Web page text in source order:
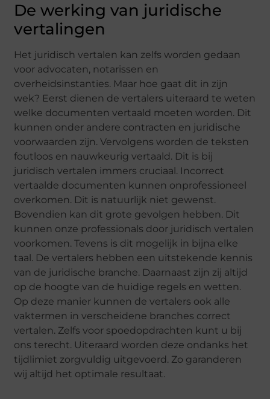
De werking van juridische
vertalingen
Het juridisch vertalen kan zelfs worden gedaan
voor advocaten, notarissen en
overheidsinstanties. Maar hoe gaat dit in zijn
wek? Eerst dienen de vertalers uiteraard te weten
welke documenten vertaald moeten worden. Dit
kunnen onder andere contracten en juridische
voorwaarden zijn. Vervolgens worden de teksten
foutloos en nauwkeurig vertaald. Dit is bij
juridisch vertalen immers cruciaal. Incorrect
vertaalde documenten kunnen onprofessioneel
overkomen. Dit is natuurlijk niet gewenst.
Bovendien kan dit grote gevolgen hebben. Dit
kunnen onze professionals door juridisch vertalen
voorkomen. Tevens is dit mogelijk in bijna elke
taal. De vertalers hebben een uitstekende kennis
van de juridische branche. Daarnaast zijn zij altijd
op de hoogte van de huidige regels en wetten.
Op deze manier kunnen de vertalers ook alle
vaktermen in verscheidene branches correct
vertalen. Zelfs voor spoedopdrachten kunt u bij
ons terecht. Uiteraard worden deze ondanks het
tijdlimiet zorgvuldig uitgevoerd. Zo garanderen
wij altijd het optimale resultaat.